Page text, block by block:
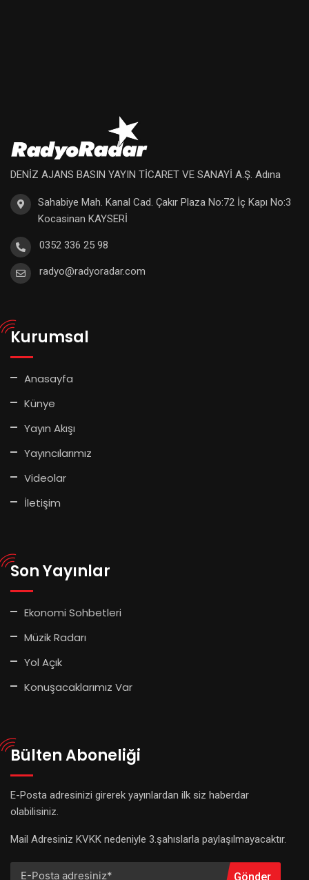
DENİZ AJANS BASIN YAYIN TİCARET VE SANAYİ A.Ş. Adına
Sahabiye Mah. Kanal Cad. Çakır Plaza No:72 İç Kapı No:3
Kocasinan KAYSERİ
0352 336 25 98
radyo@radyoradar.com
Kurumsal
Anasayfa
Künye
Yayın Akışı
Yayıncılarımız
Videolar
İletişim
Son Yayınlar
Ekonomi Sohbetleri
Müzik Radarı
Yol Açık
Konuşacaklarımız Var
Bülten Aboneliği
E-Posta adresinizi girerek yayınlardan ilk siz haberdar
olabilisiniz.
Mail Adresiniz KVKK nedeniyle 3.şahıslarla paylaşılmayacaktır.
Gönder